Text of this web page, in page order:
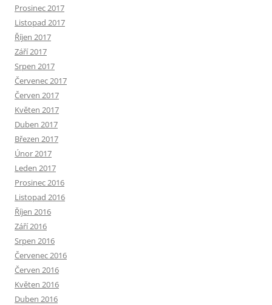
Prosinec 2017
Listopad 2017
Říjen 2017
Září 2017
Srpen 2017
Červenec 2017
Červen 2017
Květen 2017
Duben 2017
Březen 2017
Únor 2017
Leden 2017
Prosinec 2016
Listopad 2016
Říjen 2016
Září 2016
Srpen 2016
Červenec 2016
Červen 2016
Květen 2016
Duben 2016